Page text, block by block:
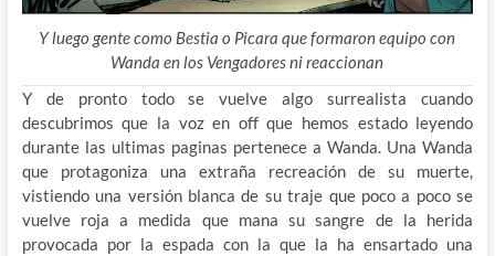
Y luego gente como Bestia o Picara que formaron equipo con
Wanda en los Vengadores ni reaccionan
Y de pronto todo se vuelve algo surrealista cuando
descubrimos que la voz en off que hemos estado leyendo
durante las ultimas paginas pertenece a Wanda. Una Wanda
que protagoniza una extraña recreación de su muerte,
vistiendo una versión blanca de su traje que poco a poco se
vuelve roja a medida que mana su sangre de la herida
provocada por la espada con la que la ha ensartado una